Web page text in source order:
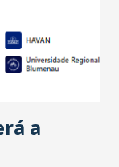
de
pouco abaixo
não existiam em
também
n...
a